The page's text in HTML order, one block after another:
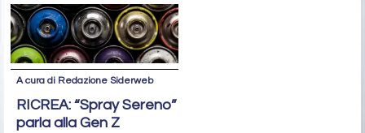
A cura di Redazione Siderweb
RICREA: “Spray Sereno”
parla alla Gen Z